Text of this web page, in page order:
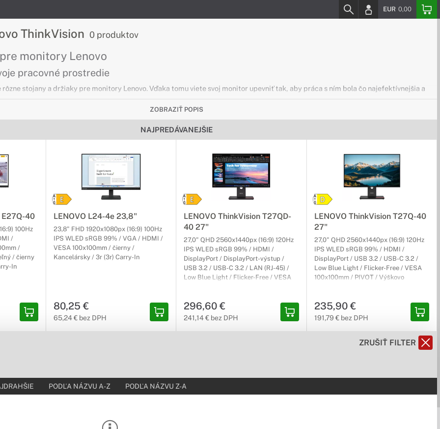
EUR 0,00
ThinkVision 0 produktov
monitory Lenovo
pracovné prostredie
rôzne stojany a držiaky pre monitory Lenovo. Vďaka tomu viete svoj monitor upevniť tak, aby práca s ním bola čo najefektívnejšia a
Lenovo ThinkVision
použitie
skvelým pomerom cena / kvalita. Vďaka ich skvelým parametrom ich môžte bez problémov použiť nielen v domácnosti, ale
Lenovo LEGION
hier zaručene ocení kvalitné parametre herných monitorov Lenovo. Odteraz si môžte užívať ničím nerušené hranie bez sekania
Lenovo ThinkVision
našich zákazníkov.
používateľov.
ZOBRAZIŤ POPIS
NAJPREDÁVANEJŠIE
E27Q-40
100Hz
/
/
/ čierny
In
LENOVO L24-4e 23,8"
23,8" FHD 1920x1080px (16:9) 100Hz
IPS WLED sRGB 99% / VGA / HDMI /
VESA 100x100mm / čierny /
Kancelársky / 3r (3r) Carry-In
80,25 €
65,24 € bez DPH
LENOVO ThinkVision T27QD-
40 27"
27,0" QHD 2560x1440px (16:9) 120Hz
IPS WLED sRGB 99% / HDMI /
DisplayPort / DisplayPort-výstup /
USB 3.2 / USB-C 3.2 / LAN (RJ-45) /
Low Blue Light / Flicker-Free / VESA
(3r) Carry-In
296,60 €
241,14 € bez DPH
LENOVO ThinkVision T27Q-40
27"
27,0" QHD 2560x1440px (16:9) 120Hz
IPS WLED sRGB 99% / HDMI /
DisplayPort / USB 3.2 / USB-C 3.2 /
Low Blue Light / Flicker-Free / VESA
100x100mm / PIVOT / Výškovo
235,90 €
191,79 € bez DPH
ZRUŠIŤ FILTER
PODĽA NÁZVU A-Z PODĽA NÁZVU Z-A